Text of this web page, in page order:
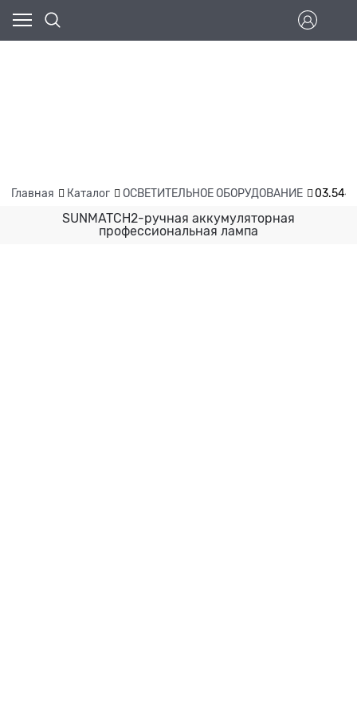
Главная Каталог ОСВЕТИТЕЛЬНОЕ ОБОРУДОВАНИЕ
SUNMATCH2-ручная аккумуляторная
профессиональная лампа